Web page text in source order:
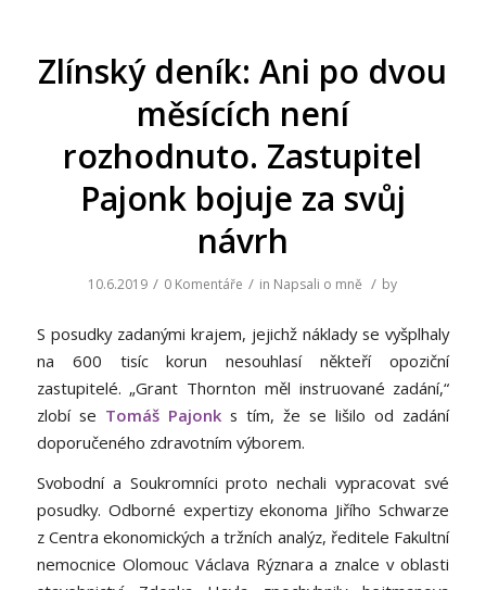
Zlínský deník: Ani po dvou
měsících není
rozhodnuto. Zastupitel
Pajonk bojuje za svůj
návrh
10.6.2019 / 0 Komentáře / in Napsali o mně / by
S posudky zadanými krajem, jejichž náklady se vyšplhaly
na 600 tisíc korun nesouhlasí někteří opoziční
zastupitelé. „Grant Thornton měl instruované zadání,“
zlobí se Tomáš Pajonks tím, že se lišilo od zadání
doporučeného zdravotním výborem.
Svobodní a Soukromníci proto nechali vypracovat své
posudky. Odborné expertizy ekonoma Jiřího Schwarze
z Centra ekonomických a tržních analýz, ředitele Fakultní
nemocnice Olomouc Václava Rýznara a znalce v oblasti